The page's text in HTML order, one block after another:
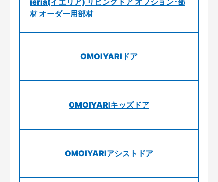
材 オーダー用部材
OMOIYARIドア
OMOIYARIキッズドア
OMOIYARIアシストドア